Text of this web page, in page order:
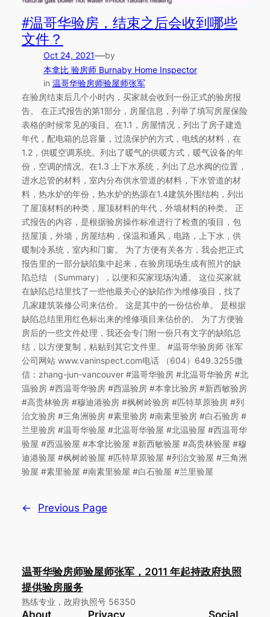
#温哥华验房，结束之后会收到哪些
文件？
Oct 24, 2021—by
本拿比 验房师 Burnaby Home Inspector
in 温哥华验房师验屋师张军
在验房结束后几个小时内，买家就会收到一份正式的验房报
告。 在正式报告的第1部分，房屋信息，列举了填写房屋保险
表格的时候常见的项目。在1.1，房屋情况，列出了房子建造
年代，配电箱的总容量，过流保护的方式，电线的材料，在
1.2，供暖空调系统。列出了暖气的供暖方式，暖气设备的年
份，空调的情况。在1.3 上下水系统，列出了总水阀的位置，
进水总管的材料，室内分布供水管道的材料，下水管道的材
料，热水炉的年份，热水炉的热源在1.4建筑外围结构，列出
了屋顶材料的种类，屋顶材料的年代，外墙材料的种类。 正
式报告的内容，是根据验房操作标准进行了检查的项目，包
括屋顶，外墙，房屋结构，保温和通风，电路，上下水，供
暖制冷系统，室内和门窗。 为了方便有关各方，我会把正式
报告里的一部分缺陷集中起来，在验房现场生成有照片的缺
陷总结 （Summary），以便和买家现场沟通。 这位买家就
在缺陷总结里找了一些他最关心的缺陷作为维修项目，找了
几家建筑装修公司来估价。 这是其中的一份估价单。 是根据
缺陷总结里用红色标出来的维修项目来估价的。 为了方便验
房后的一些文件处理，我还会专门附一份只有文字的缺陷总
结，以方便复制，粘贴到其它文件里。 #温哥华验房师 张军
公司网站 www.vaninspect.com电话 （604）649.3255微
信：zhang-jun-vancouver #温哥华验房 #北温哥华验房 #北
温验房 #西温哥华验房 #西温验房 #本拿比验房 #新西敏验房
#高贵林验房 #穆迪港验房 #枫树岭验房 #匹特草原验房 #列
治文验房 #三角洲验房 #素里验房 #南素里验房 #白石验房 #
兰里验房 #温哥华验屋 #北温哥华验屋 #北温验屋 #西温哥华
验屋 #西温验屋 #本拿比验屋 #新西敏验屋 #高贵林验屋 #穆
迪港验屋 #枫树岭验屋 #匹特草原验屋 #列治文验屋 #三角洲
验屋 #素里验屋 #南素里验屋 #白石验屋 #兰里验屋
← Previous Page
温哥华验房师验屋师张军，2011 年起持政府执照
提供验房服务
熟练专业，政府执照号 56350
About Privacy Social